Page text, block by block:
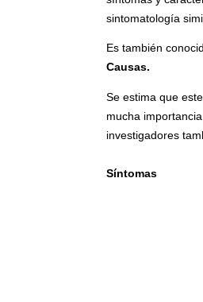
sintomatología
Es también
Causas.
Se estima que
mucha
investigadores
Síntomas